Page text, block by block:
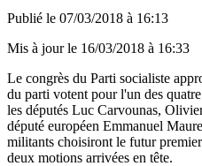
Publié le 07/03/2018 à 16:13
Mis à jour le 16/03/2018 à 16:33
Le congrès du Parti socialiste
du parti votent pour l'un des
les députés Luc Carvounas,
député européen Emmanuel
militants choisiront le futur
deux motions arrivées en tête.